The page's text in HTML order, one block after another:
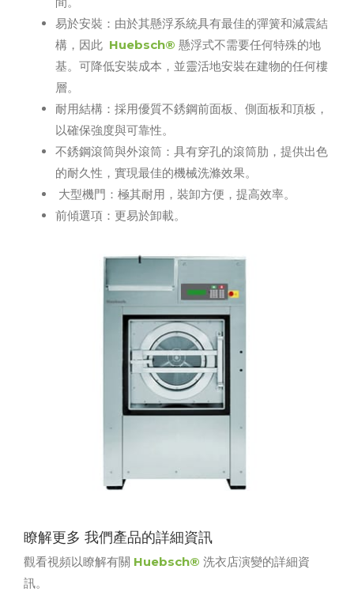
易於安裝：由於其懸浮系統具有最佳的彈簧和減震結
構，因此 Huebsch® 懸浮式不需要任何特殊的地
基。可降低安裝成本，並靈活地安裝在建物的任何樓
層。
耐用結構：採用優質不銹鋼前面板、側面板和頂板，
以確保強度與可靠性。
不銹鋼滾筒與外滾筒：具有穿孔的滾筒肋，提供出色
的耐久性，實現最佳的機械洗滌效果。
大型機門：極其耐用，裝卸方便，提高效率。
前傾選項：更易於卸載。
瞭解更多 我們產品的詳細資訊
觀看視頻以瞭解有關 Huebsch® 洗衣店演變的詳細資
訊。